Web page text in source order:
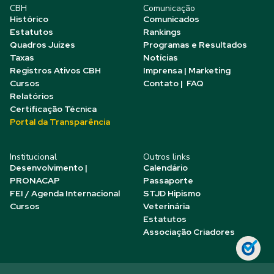
CBH
Histórico
Estatutos
Quadros Juízes
Taxas
Registros Ativos CBH
Cursos
Relatórios
Certificação Técnica
Portal da Transparência
Comunicação
Comunicados
Rankings
Programas e Resultados
Notícias
Imprensa | Marketing
Contato | FAQ
Institucional
Desenvolvimento |
PRONACAP
FEI / Agenda Internacional
Cursos
Outros links
Calendário
Passaporte
STJD Hipismo
Veterinária
Estatutos
Associação Criadores